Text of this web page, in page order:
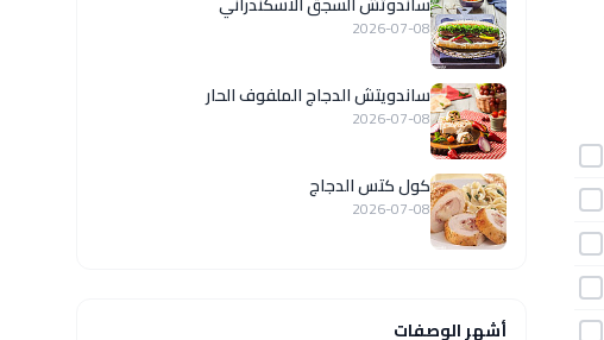
2026-07-08
ساندويتش الدجاج الملفوف الحار
2026-07-08
كول كتس الدجاج
2026-07-08
أشهر الوصفات